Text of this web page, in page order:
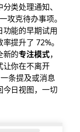
类处理通知、
攻克待办事项。
能的早期试用
提升了 72%。
新的专注模式，
让你在不离开
条提及或消息
日视图，一切